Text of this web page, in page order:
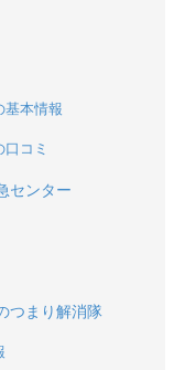
基本情報
コミ
センター
つまり解消隊